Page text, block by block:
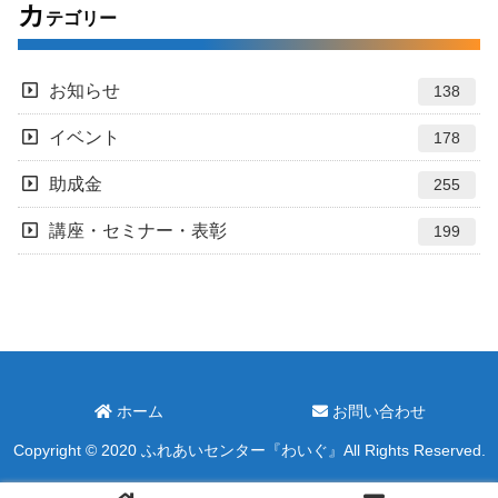
カ テゴリー
お知らせ 138
イベント 178
助成金 255
講座・セミナー・表彰 199
ホーム お問い合わせ
Copyright © 2020 ふれあいセンター『わいぐ』All Rights Reserved.